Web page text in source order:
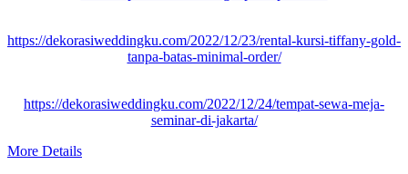
https://dekorasiweddingku.com/2022/12/23/rental-kursi-tiffany-gold-
tanpa-batas-minimal-order/
https://dekorasiweddingku.com/2022/12/24/tempat-sewa-meja-
seminar-di-jakarta/
More Details